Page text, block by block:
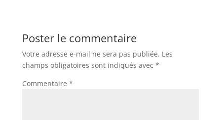
Poster le commentaire
Votre adresse e-mail ne sera pas publiée. Les
champs obligatoires sont indiqués avec *
Commentaire *